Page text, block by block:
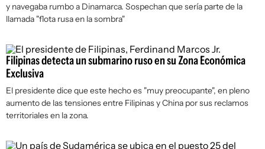
y navegaba rumbo a Dinamarca. Sospechan que sería parte de la
llamada "flota rusa en la sombra"
Filipinas detecta un submarino ruso en su Zona Económica
Exclusiva
El presidente dice que este hecho es "muy preocupante", en pleno
aumento de las tensiones entre Filipinas y China por sus reclamos
territoriales en la zona.